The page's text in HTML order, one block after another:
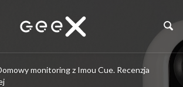
monitoring z Imou Cue. Recenzja